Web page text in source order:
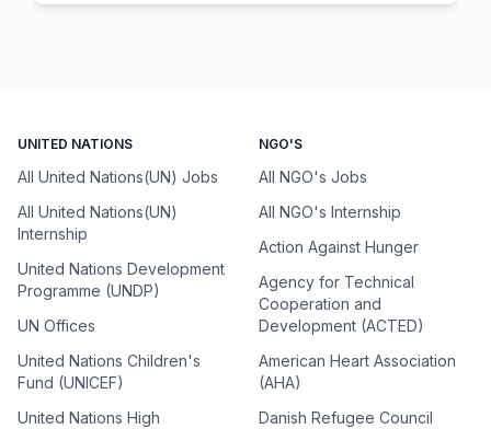
UNITED NATIONS
All United Nations(UN) Jobs
All United Nations(UN)
Internship
United Nations Development
Programme (UNDP)
UN Offices
United Nations Children's
Fund (UNICEF)
United Nations High
NGO'S
All NGO's Jobs
All NGO's Internship
Action Against Hunger
Agency for Technical
Cooperation and
Development (ACTED)
American Heart Association
(AHA)
Danish Refugee Council